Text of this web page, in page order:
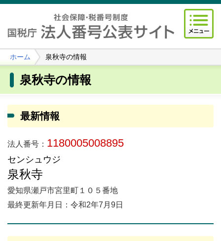
ホーム 泉秋寺の情報
泉秋寺の情報
最新情報
法人番号： 1180005008895
センシュウジ
泉秋寺
愛知県瀬戸市宮里町１０５番地
最終更新年月日：令和2年7月9日